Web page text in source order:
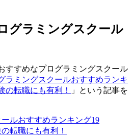
グラミングスクール
すすめなプログラミングスクール
ラミングスクールおすすめランキ
の転職にも有利！
」という記事を
ルおすすめランキング19
転職にも有利！